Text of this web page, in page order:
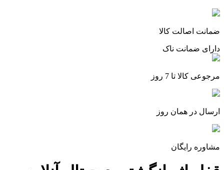
ضمانت اصالت کالا
دارای ضمانت ناک
مرجوعی کالا تا 7 روز
ارسال در همان روز
مشاوره رایگان